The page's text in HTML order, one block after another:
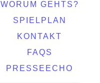
WORUM GEHTS?
SPIELPLAN
KONTAKT
FAQS
PRESSEECHO